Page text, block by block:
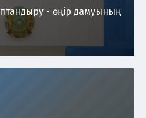
- өңір дамуының